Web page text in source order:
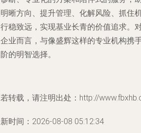
晰方向、提升管理、化解风险、抓住
稳致远，实现基业长青的价值追求。
业而言，与像盛辉这样的专业机构携
的明智选择。
转载，请注明出处：http://
时间：2026-08-08 05:12:34